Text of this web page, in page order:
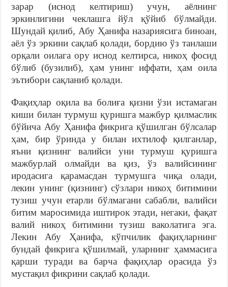
зарар (иснод келтириш) учун, аёлнинг
эркинлигини чеклашга йўл қўйиб бўлмайди.
Шундай қилиб, Абу Ҳанифа назариясига биноан,
аёл ўз эркини сақлаб қолади, борди­ю ўз танлаши
орқали оилага ору иснод келтирса, никоҳ фосид
бўлиб (бузилиб), ҳам унинг иффати, ҳам оила
эътибори сақланиб қолади.
Фақиҳлар оқила ва болиға қизни ўзи истамаган
киши билан турмуш қуришга мажбур қилмаслик
бўйича Абу Ҳанифа фикрига қўшилган бўлсалар
ҳам, бир ўринда у билан ихтилоф қилганлар,
яъни қизнинг валийси уни турмуш қуришга
мажбурлай олмайди ва қиз, ўз валийсининг
иродасига қарамасдан турмушга чиқа олади,
лекин унинг (қизнинг) сўзлари никоҳ битимини
тузиш учун етарли бўлмагани сабабли, валийси
битим маросимида иштирок этади, негаки, фақат
валий никоҳ битимини тузиш ваколатига эга.
Лекин Абу Ҳанифа, кўпчилик фақиҳларнинг
бундай фикрига қўшилмай, уларнинг ҳаммасига
қарши туради ва барча фақиҳлар орасида ўз
мустақил фикрини сақлаб қолади.